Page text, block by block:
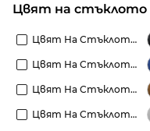
Цвят на стъклото
Цвят На Стъклото Черни
Цвят На Стъклото Сини
Цвят На Стъклото Кафяви
Цвят На Стъклото Сиви